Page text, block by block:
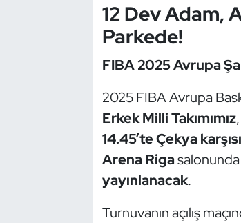
12 Dev Adam,
Parkede!
FIBA 2025 Avrupa
2025 FIBA Avrupa
Erkek Milli Takımımız
14.45’te Çekya
Arena Riga
yayınlanacak.
Turnuvanın açılış